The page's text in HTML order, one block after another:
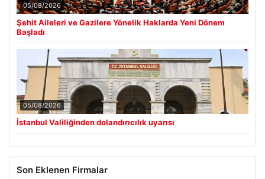
05/08/2026
Şehit Aileleri ve Gazilere Yönelik Haklarda Yeni Dönem
Başladı
05/08/2026
İstanbul Valiliğinden dolandırıcılık uyarısı
Son Eklenen Firmalar